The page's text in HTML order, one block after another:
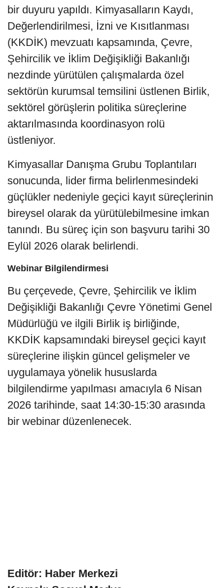
bir duyuru yapıldı. Kimyasalların Kaydı,
Değerlendirilmesi, İzni ve Kısıtlanması
(KKDİK) mevzuatı kapsamında, Çevre,
Şehircilik ve İklim Değişikliği Bakanlığı
nezdinde yürütülen çalışmalarda özel
sektörün kurumsal temsilini üstlenen Birlik,
sektörel görüşlerin politika süreçlerine
aktarılmasında koordinasyon rolü
üstleniyor.
Kimyasallar Danışma Grubu Toplantıları
sonucunda, lider firma belirlenmesindeki
güçlükler nedeniyle geçici kayıt süreçlerinin
bireysel olarak da yürütülebilmesine imkan
tanındı. Bu süreç için son başvuru tarihi 30
Eylül 2026 olarak belirlendi.
Webinar Bilgilendirmesi
Bu çerçevede, Çevre, Şehircilik ve İklim
Değişikliği Bakanlığı Çevre Yönetimi Genel
Müdürlüğü ve ilgili Birlik iş birliğinde,
KKDİK kapsamındaki bireysel geçici kayıt
süreçlerine ilişkin güncel gelişmeler ve
uygulamaya yönelik hususlarda
bilgilendirme yapılması amacıyla 6 Nisan
2026 tarihinde, saat 14:30-15:30 arasında
bir webinar düzenlenecek.
Editör: Haber Merkezi